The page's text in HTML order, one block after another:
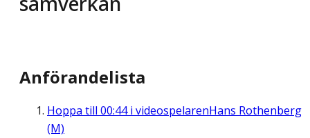
Anförandelista
Hoppa till 00:44i videospelarenHans Rothenberg
(M)